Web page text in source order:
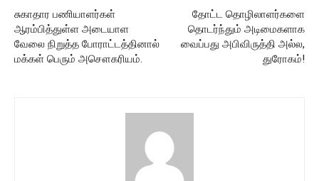
சுகாதார பணியாளர்கள்
ஆரம்பித்துள்ள அடையாள
வேலை நிறுத்த போராட்டத்தினால்
மக்கள் பெரும் அசௌகரியம்.
தோட்ட தொழிலாளர்களை
தொடர்ந்தும் அடிமைகளாக
வைப்பது அபிவிருத்தி அல்ல,
துரோகம்!